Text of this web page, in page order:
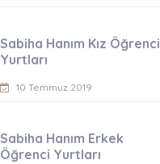
Sabiha Hanım Kız Öğrenci
Yurtları
10 Temmuz 2019
Sabiha Hanım Erkek
Öğrenci Yurtları